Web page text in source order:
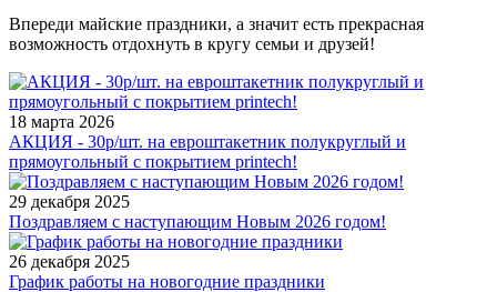
Впереди майские праздники, а значит есть прекрасная
возможность отдохнуть в кругу семьи и друзей!
18 марта 2026
АКЦИЯ - 30р/шт. на евроштакетник полукруглый и
прямоугольный с покрытием printech!
29 декабря 2025
Поздравляем с наступающим Новым 2026 годом!
26 декабря 2025
График работы на новогодние праздники